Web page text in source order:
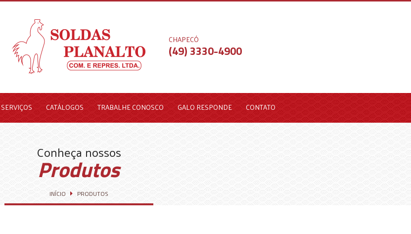
CHAPECÓ
(49) 3330-4900
SERVIÇOS CATÁLOGOS TRABALHE CONOSCO GALO RESPONDE CONTATO
Conheça nossos
Produtos
INÍCIO PRODUTOS